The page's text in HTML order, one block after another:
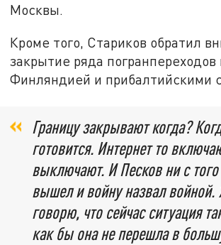
Москвы.
Кроме того, Стариков обратил
закрытие ряда погранпереходов
Финляндией и прибалтийскими
Границу закрывают когда?
готовится. Интернет то
выключают. И Песков ни с того
вышел и войну назвал войной.
говорю, что сейчас ситуация
как бы она не перешла в